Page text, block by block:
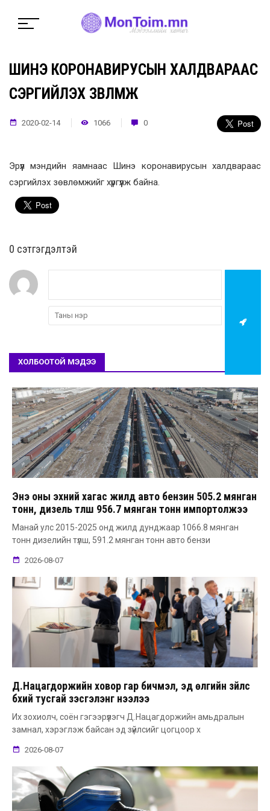
ШИНЭ КОРОНАВИРУСЫН ХАЛДВАРААС
СЭРГИЙЛЭХ ЗӨВЛӨМЖ
2020-02-14 1066 0
Эрүүл мэндийн яамнаас Шинэ коронавирусын халдвараас
сэргийлэх зөвлөмжийг хүргүүлж байна.
0 cэтгэгдэлтэй
ХОЛБООТОЙ МЭДЭЭ
Энэ оны эхний хагас жилд авто бензин 505.2 мянган
тонн, дизель түлш 956.7 мянган тонн импортолжээ
Манай улс 2015-2025 онд жилд дунджаар 1066.8 мянган
тонн дизелийн түлш, 591.2 мянган тонн авто бензи
2026-08-07
Д.Нацагдоржийн ховор гар бичмэл, эд өлгийн зүйлс
бүхий тусгай үзэсгэлэнг нээлээ
Их зохиолч, соён гэгээрүүлэгч Д.Нацагдоржийн амьдралын
замнал, хэрэглэж байсан эд зүйлсийг цогцоор х
2026-08-07